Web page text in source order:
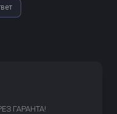
ГАРАНТА!